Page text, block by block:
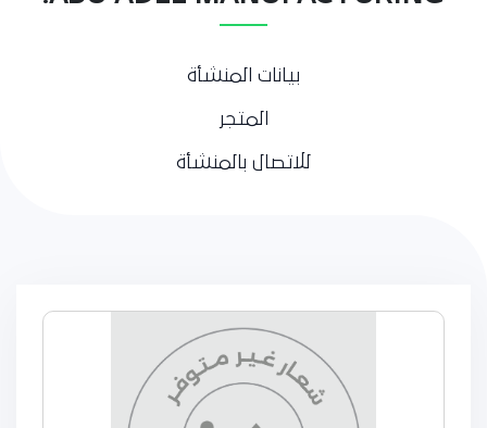
بيانات المنشأة
المتجر
للاتصال بالمنشأة